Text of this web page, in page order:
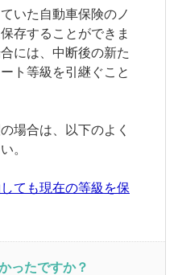
いた自動車保険のノ
存することができま
には、中断後の新た
ト 等級を引継ぐこと
場合は、以下のよく
。
ても現在の等級を保
ったですか？